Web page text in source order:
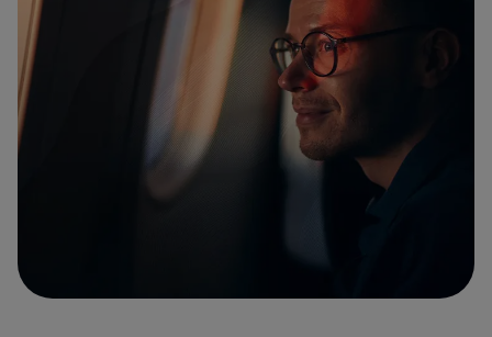
Grávidas
Requisitos e documentação
A bordo
Voar em Economy Prime
Voar em Economy
Refeições a bordo
Entretenimento
Extras e Upgrades